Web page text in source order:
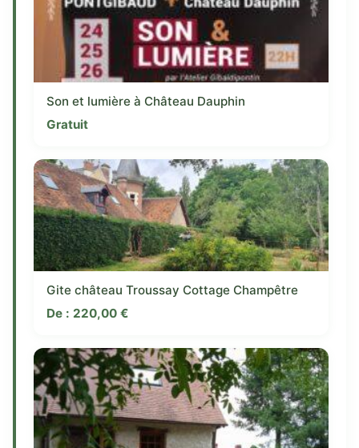
Son et lumière à Château Dauphin
Gratuit
Gite château Troussay Cottage Champêtre
De : 220,00 €